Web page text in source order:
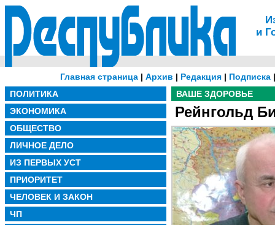
и
Главная страница | Архив | Редакция | Подписка
ПОЛИТИКА
ЭКОНОМИКА
ОБЩЕСТВО
ЛИЧНОЕ ДЕЛО
ИЗ ПЕРВЫХ УСТ
ПРИОРИТЕТ
ЧЕЛОВЕК И ЗАКОН
ЧП
ВАШЕ ЗДОРОВЬЕ
Рейнгольд